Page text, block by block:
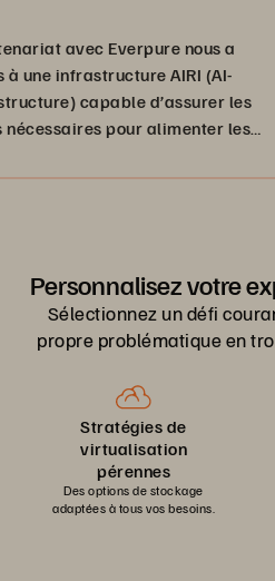
Everpure nous a
AIRI (AI-
capable d’assurer les
pour alimenter les
Personnalisez votre
Sélectionnez un défi
propre problématique en
Stratégies de
virtualisation
pérennes
Des options de stockage
adaptées à tous vos besoins.